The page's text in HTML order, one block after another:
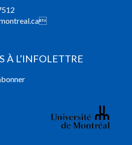

À L’INFOLETTRE